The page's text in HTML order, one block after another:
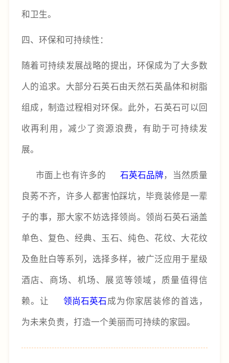
和卫生。
四、 环保和可持续性：
随着可持续发展战略的提出，环保成为了大多数
人的追求。大部分石英石由天然石英晶体和树脂
组成，制造过程相对环保。此外，石英石可以回
收再利用，减少了资源浪费，有助于可持续发
展。
市面上也有许多的 石英石品牌，当然质量
良莠不齐，许多人都害怕踩坑，毕竟装修是一辈
子的事，那大家不妨选择领尚。领尚石英石涵盖
单色、复色、经典、玉石、纯色、花纹、大花纹
及鱼肚白等系列，选择多样，被广泛应用于星级
酒店、商场、机场、展览等领域，质量值得信
赖。让
领尚石英石成为你家居装修的首选，
为未来负责，打造一个美丽而可持续的家园。